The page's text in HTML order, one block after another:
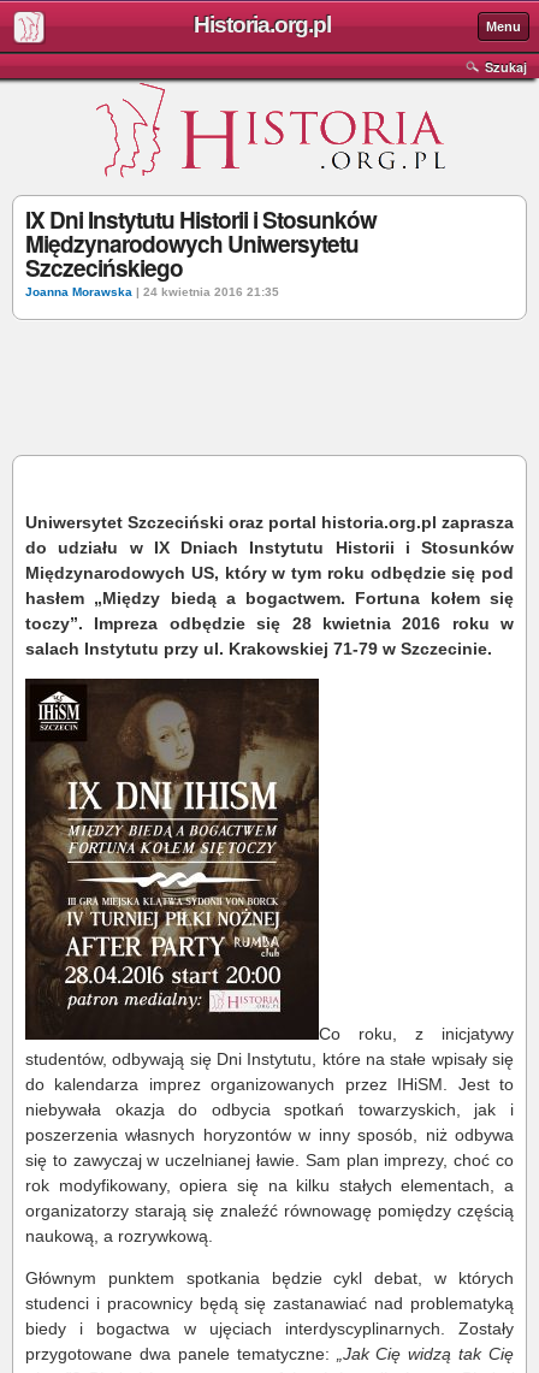
Historia.org.pl Menu
Szukaj
IX Dni Instytutu Historii i Stosunków
Międzynarodowych Uniwersytetu
Szczecińskiego
Joanna Morawska | 24 kwietnia 2016 21:35
Uniwersytet Szczeciński oraz portal historia.org.pl zaprasza
do udziału w IX Dniach Instytutu Historii i Stosunków
Międzynarodowych US, który w tym roku odbędzie się pod
hasłem „Między biedą a bogactwem. Fortuna kołem się
toczy”. Impreza odbędzie się 28 kwietnia 2016 roku w
salach Instytutu przy ul. Krakowskiej 71-79 w Szczecinie.
Co roku, z inicjatywy
studentów, odbywają się Dni Instytutu, które na stałe wpisały się
do kalendarza imprez organizowanych przez IHiSM. Jest to
niebywała okazja do odbycia spotkań towarzyskich, jak i
poszerzenia własnych horyzontów w inny sposób, niż odbywa
się to zawyczaj w uczelnianej ławie. Sam plan imprezy, choć co
rok modyfikowany, opiera się na kilku stałych elementach, a
organizatorzy starają się znaleźć równowagę pomiędzy częścią
naukową, a rozrywkową.
Głównym punktem spotkania będzie cykl debat, w których
studenci i pracownicy będą się zastanawiać nad problematyką
biedy i bogactwa w ujęciach interdyscyplinarnych. Zostały
przygotowane dwa panele tematyczne:
„Jak Cię widzą tak Cię